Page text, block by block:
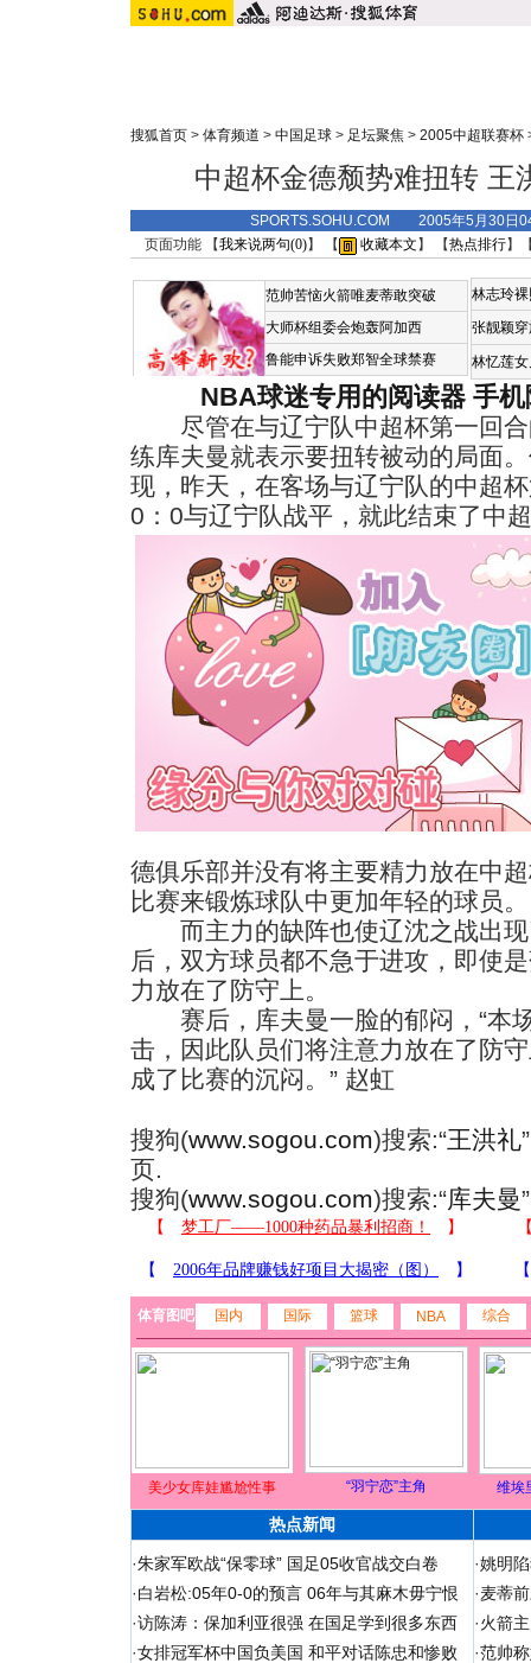
搜狐首页 > 体育频道 > 中国足球 > 足坛聚焦 > 2005中超联赛杯
中超杯金德颓势难扭转 王
SPORTS.SOHU.COM 2005年5月30日
页面功能 【我来说两句(0)】 【 收藏本文 】 【热点排行】
范帅苦恼火箭唯麦蒂敢突破
大师杯组委会炮轰阿加西
鲁能申诉失败郑智全球禁赛
林志玲
张靓颖
林忆莲
NBA球迷专用的阅读器 手
尽管在与辽宁队中超杯第一回合
练库夫曼就表示要扭转被动的局面
现，昨天，在客场与辽宁队的中超
0：0与辽宁队战平，就此结束了中
德俱乐部并没有将主要精力放在中
比赛来锻炼球队中更加年轻的球员。
而主力的缺阵也使辽沈之战出现
后，双方球员都不急于进攻，即使
力放在了防守上。
赛后，库夫曼一脸的郁闷，“本
击，因此队员们将注意力放在了防
成了比赛的沉闷。” 赵虹
搜狗(www.sogou.com)搜索:“王洪礼
页.
搜狗(www.sogou.com)搜索:“库夫曼
体育图吧 国内 国际 篮球 NBA 综合
美少女库娃尴尬性事 “羽宁恋”主角 维埃
热点新闻
·朱家军欧战“保零球” 国足05收官战交白卷
·白岩松:05年0-0的预言 06年与其麻木毋宁恨
·访陈涛：保加利亚很强 在国足学到很多东西
·女排冠军杯中国负美国 和平对话陈忠和惨败
·姚明
·麦蒂
·火箭
·范帅